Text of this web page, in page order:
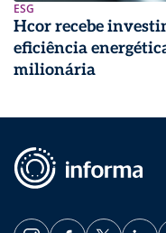
ESG
Hcor recebe
eficiência
milionária